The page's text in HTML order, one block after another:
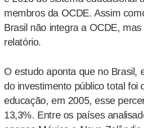
membros da OCDE. Assim
Brasil não integra a OCDE,
relatório.
O estudo aponta que no Brasil,
do investimento público total foi
educação, em 2005, esse
13,3%. Entre os países